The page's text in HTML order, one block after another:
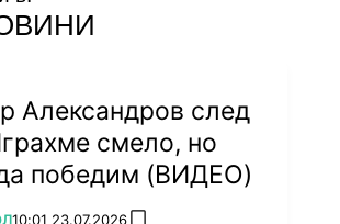
Александров след
смело, но
победим (ВИДЕО)
10:01 23.07.2026